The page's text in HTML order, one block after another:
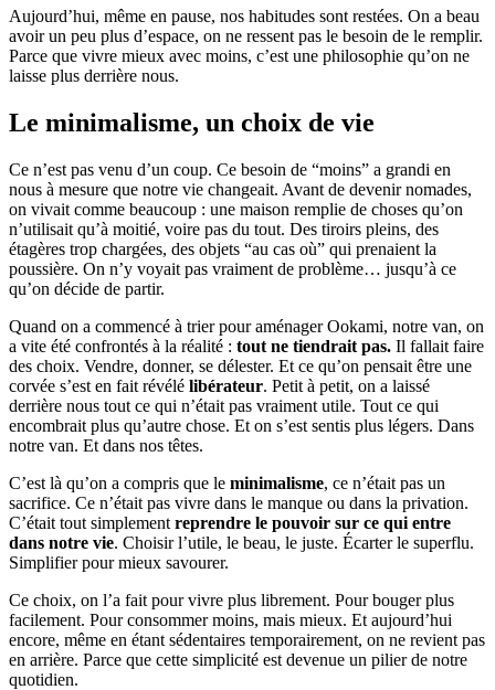
Aujourd’hui, même en pause, nos habitudes sont restées. On a beau
avoir un peu plus d’espace, on ne ressent pas le besoin de le remplir.
Parce que vivre mieux avec moins, c’est une philosophie qu’on ne
laisse plus derrière nous.
Le minimalisme, un choix de vie
Ce n’est pas venu d’un coup. Ce besoin de “moins” a grandi en
nous à mesure que notre vie changeait. Avant de devenir nomades,
on vivait comme beaucoup : une maison remplie de choses qu’on
n’utilisait qu’à moitié, voire pas du tout. Des tiroirs pleins, des
étagères trop chargées, des objets “au cas où” qui prenaient la
poussière. On n’y voyait pas vraiment de problème… jusqu’à ce
qu’on décide de partir.
Quand on a commencé à trier pour aménager Ookami, notre van, on
a vite été confrontés à la réalité : tout ne tiendrait pas. Il fallait faire
des choix. Vendre, donner, se délester. Et ce qu’on pensait être une
corvée s’est en fait révélé libérateur. Petit à petit, on a laissé
derrière nous tout ce qui n’était pas vraiment utile. Tout ce qui
encombrait plus qu’autre chose. Et on s’est sentis plus légers. Dans
notre van. Et dans nos têtes.
C’est là qu’on a compris que le minimalisme, ce n’était pas un
sacrifice. Ce n’était pas vivre dans le manque ou dans la privation.
C’était tout simplement reprendre le pouvoir sur ce qui entre
dans notre vie. Choisir l’utile, le beau, le juste. Écarter le superflu.
Simplifier pour mieux savourer.
Ce choix, on l’a fait pour vivre plus librement. Pour bouger plus
facilement. Pour consommer moins, mais mieux. Et aujourd’hui
encore, même en étant sédentaires temporairement, on ne revient pas
en arrière. Parce que cette simplicité est devenue un pilier de notre
quotidien.